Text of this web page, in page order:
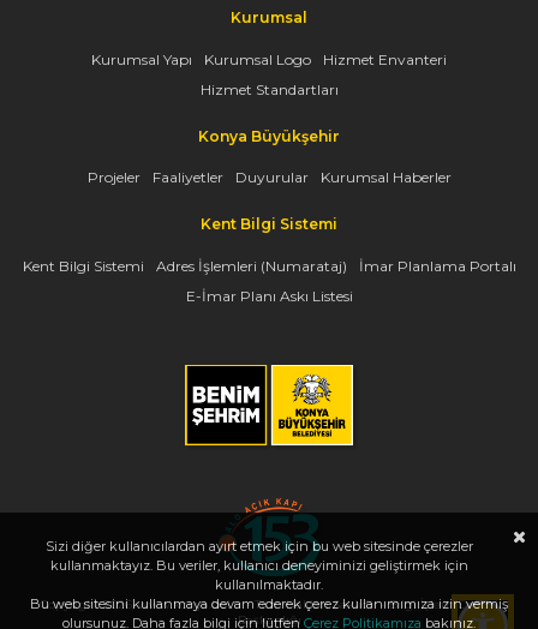
Kurumsal
Kurumsal Yapı Kurumsal Logo
Hizmet Envanteri
Hizmet Standartları
Konya Büyükşehir
Projeler Faaliyetler Duyurular Kurumsal Haberler
Kent Bilgi Sistemi
Kent Bilgi Sistemi Adres İşlemleri (Numarataj)
İmar Planlama Portalı
E-İmar Planı Askı Listesi
Copyright 2026, www.konya.bel.tr - Tüm Hakları Saklıdır - Bilgi İşlem Dairesi
Başkanlığı
Sizi diğer kullanıcılardan ayırt etmek için bu web sitesinde çerezler
kullanmaktayız. Bu veriler, kullanıcı deneyiminizi geliştirmek için
kullanılmaktadır.
Bu web sitesini kullanmaya devam ederek çerez kullanımımıza izin vermiş
olursunuz. Daha fazla bilgi için lütfen Çerez Politikamıza bakınız.